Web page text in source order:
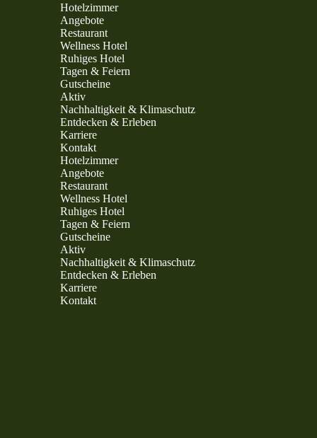
Hotelzimmer
Angebote
Restaurant
Wellness Hotel
Ruhiges Hotel
Tagen & Feiern
Gutscheine
Aktiv
Nachhaltigkeit & Klimaschutz
Entdecken & Erleben
Karriere
Kontakt
Hotelzimmer
Angebote
Restaurant
Wellness Hotel
Ruhiges Hotel
Tagen & Feiern
Gutscheine
Aktiv
Nachhaltigkeit & Klimaschutz
Entdecken & Erleben
Karriere
Kontakt